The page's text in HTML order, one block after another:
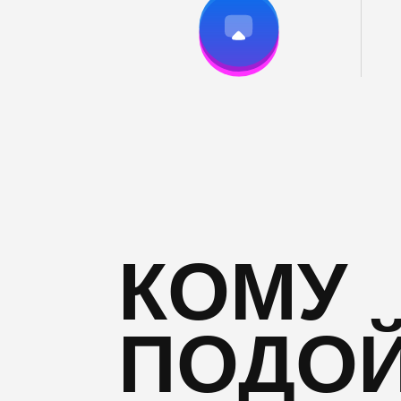
КОМУ